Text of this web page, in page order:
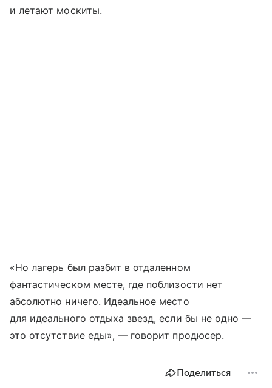
и летают москиты.
«Но лагерь был разбит в отдаленном
фантастическом месте, где поблизости нет
абсолютно ничего. Идеальное место
для идеального отдыха звезд, если бы не одно —
это отсутствие еды», — говорит продюсер.
Поделиться